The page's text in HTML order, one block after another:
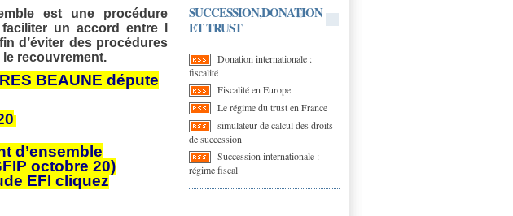
SUCCESSION,DONATION
ET TRUST
Donation internationale :
fiscalité
Fiscalité en Europe
Le régime du trust en France
simulateur de calcul des droits
de succession
Succession internationale :
régime fiscal
est une procédure
un accord entre l
d’éviter des procédures
recouvrement.
BEAUNE députe
d’ensemble
octobre 20)
EFI cliquez